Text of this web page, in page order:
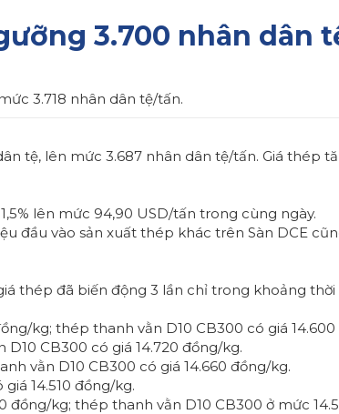
3.700 nhân dân
3.718 nhân dân tệ/tấn.
tệ, lên mức 3.687 nhân dân tệ/tấn. Giá thép
lên mức 94,90 USD/tấn trong cùng ngày.
đầu vào sản xuất thép khác trên Sàn DCE
thép đã biến động 3 lần chỉ trong khoảng thời
kg; thép thanh vằn D10 CB300 có giá 14.600
CB300 có giá 14.720 đồng/kg.
vằn D10 CB300 có giá 14.660 đồng/kg.
14.510 đồng/kg.
kg; thép thanh vằn D10 CB300 ở mức